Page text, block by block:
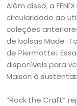
Além disso, a
circularidade ao
coleções
de bolsas Made-
de Piermattei.
disponíveis para
Maison à
“Rock the Craft”